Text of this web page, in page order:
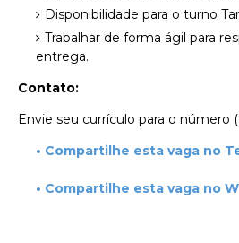
Disponibilidade para o turno
Trabalhar de forma ágil para
entrega.
Contato:
Envie seu currículo para o número
• Compartilhe esta vaga no
• Compartilhe esta vaga no